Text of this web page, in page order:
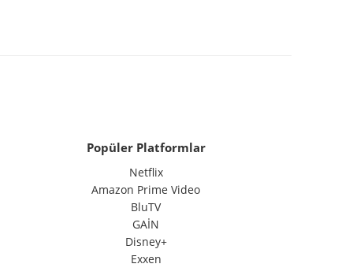
Popüler Platformlar
Netflix
Amazon Prime Video
BluTV
GAİN
Disney+
Exxen